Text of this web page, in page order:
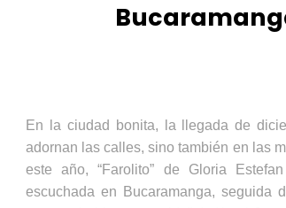
En la ciudad bonita, la llegada de
adornan las calles, sino también en las
este año, “Farolito” de Gloria
escuchada en Bucaramanga, seguida